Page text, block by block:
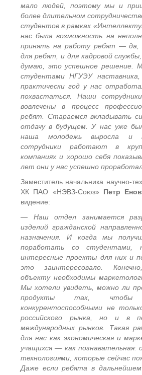
мало людей, поэтому мы и
более длительном
студентов в рамках
нас была возможность на
принять на работу ребят — да,
для ребят, и для кадровой
думаю, это успешное решение.
студентами НГУЭУ
практически год у нас
похвастаться. Наши
вовлечены в процесс
ребят. Стараемся вкладывать
отдачу в будущем. У нас уже
наша молодежь выросла и
сотрудники работают в
компаниях и хорошо себя
лет они у нас успешно
Заместитель начальника научно-
ХК ПАО «НЭВЗ-Союз» Петр Енов
видение:
— Наш отдел занимается
изделий гражданской
назначения. И когда мы
поработать со студентами,
интересные проекты для них и
это заинтересовало.
объекту необходимы
Мы хотели увидеть, можно ли
продукты так,
конкурентоспособными не
российского рынка, но и в
международных рынков. Такая
для нас как экономическая и
учащихся — как познавательная:
технологиями, которые сейчас
Даже если ребята в